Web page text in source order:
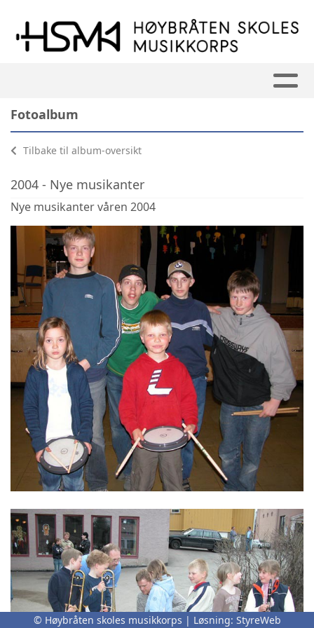
Fotoalbum
Tilbake til album-oversikt
2004 - Nye musikanter
Nye musikanter våren 2004
© Høybråten skoles musikkorps | Løsning: StyreWeb